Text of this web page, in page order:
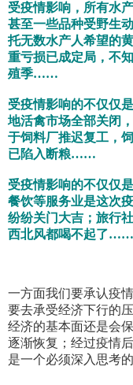
受疫情影响，所有水
甚至一些品种受野生
托无数水产人希望的
重亏损已成定局，不
殖季……
受疫情影响的不仅仅
地活禽市场全部关闭
于饲料厂推迟复工，
已陷入断粮……
受疫情影响的不仅仅
餐饮等服务业是这次
纷纷关门大吉；旅行
西北风都喝不起了……
一方面我们要承认疫
要去承受经济下行的
经济的基本面还是会
逐渐恢复；经过疫情
是一个必须深入思考的